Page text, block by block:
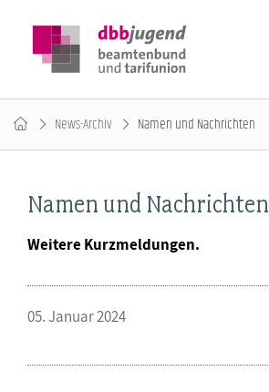
News-Archiv Namen und Nachrichten
Namen und Nachrichten
Weitere Kurzmeldungen.
05. Januar 2024